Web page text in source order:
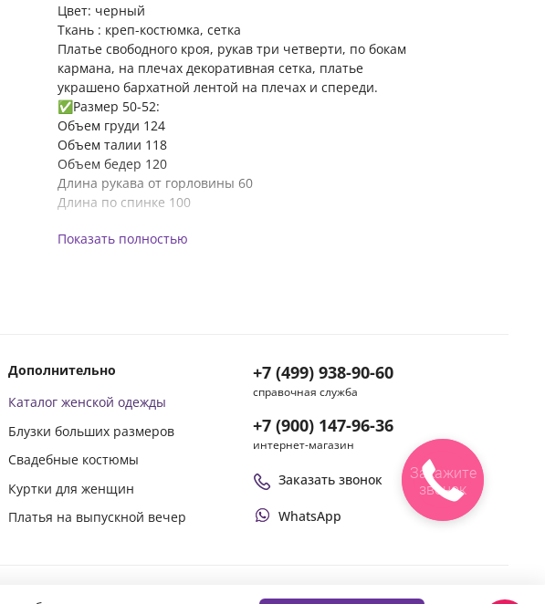
Цвет: черный
Ткань : креп-костюмка, сетка
Платье свободного кроя, рукав три четверти, по бокам
кармана, на плечах декоративная сетка, платье
украшено бархатной лентой на плечах и спереди.
✅Размер 50-52:
Объем груди 124
Объем талии 118
Объем бедер 120
Длина рукава от горловины 60
Длина по спинке 100
Показать полностью
Дополнительно
Каталог женской одежды
Блузки больших размеров
Свадебные костюмы
Куртки для женщин
Платья на выпускной вечер
+7 (499) 938-90-60
справочная служба
+7 (900) 147-96-36
интернет-магазин
Заказать звонок
WhatsApp
сетях Оплачивай покупки удобным способом
Закажите
звонок